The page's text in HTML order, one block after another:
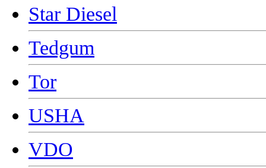
Star Diesel
Tedgum
Tor
USHA
VDO